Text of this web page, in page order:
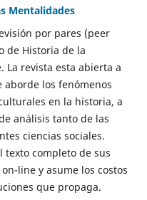
Mentalidades
por pares (peer
de Historia de la
La revista esta abierta a
los fenómenos
en la historia, a
análisis tanto de las
ciencias sociales.
texto completo de sus
line y asume los costos
que propaga.